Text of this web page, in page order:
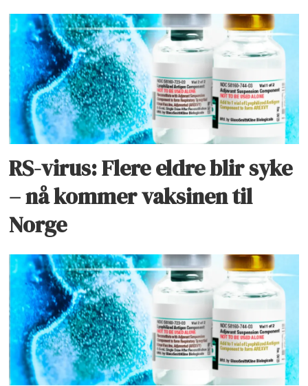
RS-virus: Flere eldre blir syke
– nå kommer vaksinen til
Norge